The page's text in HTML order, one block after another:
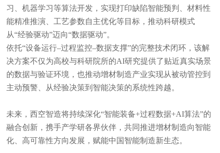
习、机器学习等算法开发，实现打印缺陷智能预判、材料性
能精准推演、工艺参数自主优化等目标，推动科研模式
从“经验驱动”迈向“数据驱动”。
依托“设备运行–过程监控–数据支撑”的完整技术闭环，该解
决方案不仅为高校与科研院所的AI研究提供了贴近真实场景
的数据与验证环境，也推动增材制造产业实现从被动管控到
主动预警、从经验决策到智能决策的系统性跨越。
未来，西空智造将持续深化“智能装备+过程数据+AI算法”的
融合创新，携手产学研各界伙伴，共同推进增材制造向智能
化、高可靠性方向发展，赋能中国智能制造新生态。